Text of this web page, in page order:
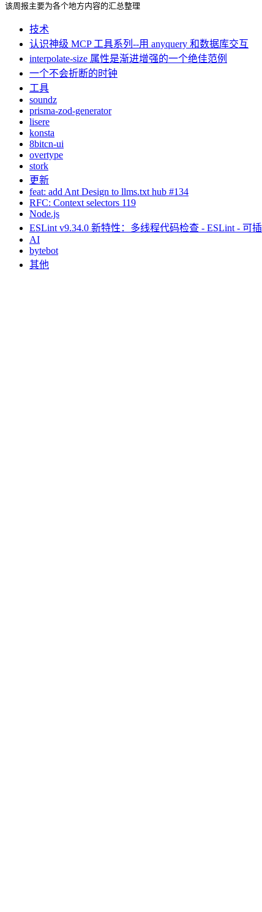
该周报主要为各个地方内容的汇总整理
技术
认识神级 MCP 工具系列--用 anyquery 和数据库交互
interpolate-size 属性是渐进增强的一个绝佳范例
一个不会折断的时钟
工具
soundz
prisma-zod-generator
lisere
konsta
8bitcn-ui
overtype
stork
更新
feat: add Ant Design to llms.txt hub #134
RFC: Context selectors 119
Node.js
ESLint v9.34.0 新特性：多线程代码检查 - ESLint - 可
AI
bytebot
其他